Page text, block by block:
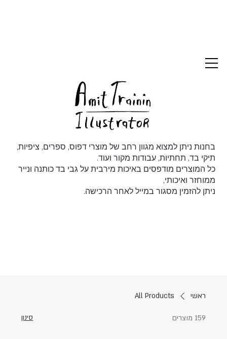
בחנות ניתן למצוא מגוון רחב של מוצרי דפוס, ספרים, ציפיות,
תיקי בד, תחתיות, עבודות מקור ועוד.
כל המוצרים מודפסים באיכות מירבית על גבי בד כותנה ונייר
ממוחזר ואיכותי,
ניתן להזמין מסגור במייל לאחר הרכישה.
ראשי All Products
159 מוצרים סינון